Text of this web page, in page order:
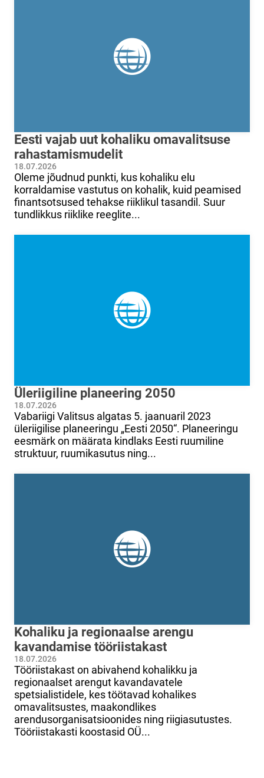
Eesti vajab uut kohaliku omavalitsuse
rahastamismudelit
18.07.2026
Oleme jõudnud punkti, kus kohaliku elu
korraldamise vastutus on kohalik, kuid peamised
finantsotsused tehakse riiklikul tasandil. Suur
tundlikkus riiklike reeglite...
Üleriigiline planeering 2050
18.07.2026
Vabariigi Valitsus algatas 5. jaanuaril 2023
üleriigilise planeeringu „Eesti 2050“. Planeeringu
eesmärk on määrata kindlaks Eesti ruumiline
struktuur, ruumikasutus ning...
Kohaliku ja regionaalse arengu
kavandamise tööriistakast
18.07.2026
Tööriistakast on abivahend kohalikku ja
regionaalset arengut kavandavatele
spetsialistidele, kes töötavad kohalikes
omavalitsustes, maakondlikes
arendusorganisatsioonides ning riigiasutustes.
Tööriistakasti koostasid OÜ...